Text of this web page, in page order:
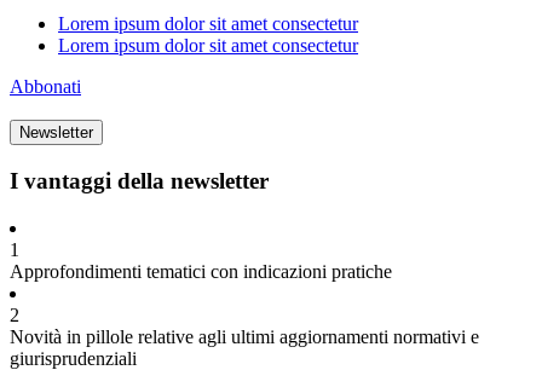
Lorem ipsum dolor sit amet consectetur
Lorem ipsum dolor sit amet consectetur
Abbonati
Newsletter
I vantaggi della newsletter
1
Approfondimenti tematici con indicazioni pratiche
2
Novità in pillole relative agli ultimi aggiornamenti normativi e
giurisprudenziali